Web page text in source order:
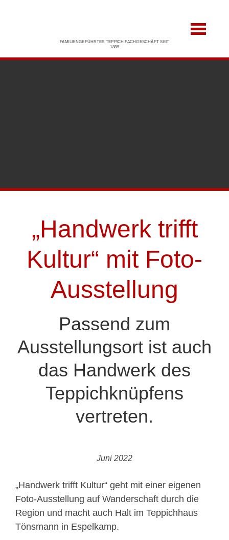
FAMILIENGEFÜHRTES TEPPICH FACHGESCHÄFT SEIT
1885
„Handwerk trifft
Kultur“ mit Foto-
Ausstellung
Passend zum
Ausstellungsort ist auch
das Handwerk des
Teppichknüpfens
vertreten.
Juni 2022
„Handwerk trifft Kultur“ geht mit einer eigenen
Foto-Ausstellung auf Wanderschaft durch die
Region und macht auch Halt im Teppichhaus
Tönsmann in Espelkamp.